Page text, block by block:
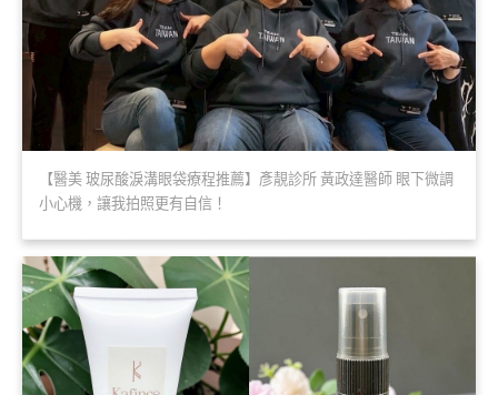
【醫美 玻尿酸淚溝眼袋療程推薦】彥靚診所 黃政達醫師 眼下微調
小心機，讓我拍照更有自信！